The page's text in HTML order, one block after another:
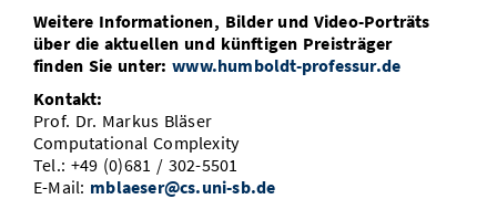
Weitere Informationen, Bilder und Video-Porträts
über die aktuellen und künftigen Preisträger
finden Sie unter: www.humboldt-professur.de
Kontakt:
Prof. Dr. Markus Bläser
Computational Complexity
Tel.: +49 (0)681 / 302-5501
E-Mail: mblaeser@cs.uni-sb.de